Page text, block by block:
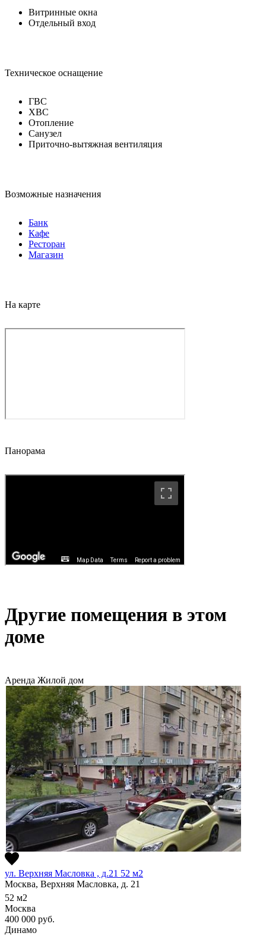
Витринные окна
Отдельный вход
Техническое оснащение
ГВС
ХВС
Отопление
Санузел
Приточно-вытяжная вентиляция
Возможные назначения
Банк
Кафе
Ресторан
Магазин
На карте
Панорама
Другие помещения в этом
доме
Аренда Жилой дом
ул. Верхняя Масловка , д.21 52 м2
Москва, Верхняя Масловка, д. 21
52 м2
Москва
400 000 руб.
Динамо